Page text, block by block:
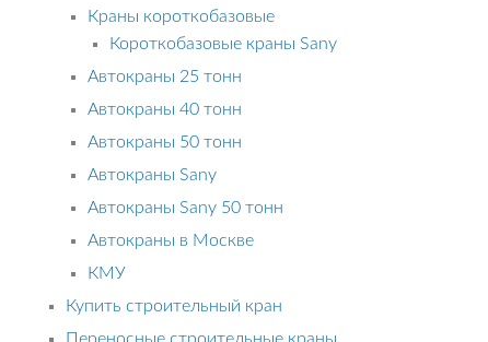
Краны короткобазовые
Короткобазовые краны Sany
Автокраны 25 тонн
Автокраны 40 тонн
Автокраны 50 тонн
Автокраны Sany
Автокраны Sany 50 тонн
Автокраны в Москве
КМУ
Купить строительный кран